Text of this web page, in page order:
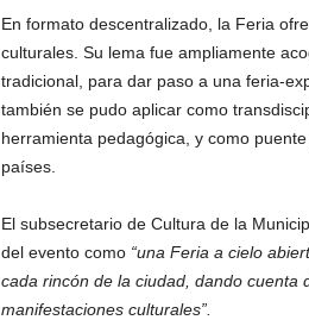
En formato descentralizado, la Feria
culturales. Su lema fue ampliamente
tradicional, para dar paso a una feria-
también se pudo aplicar como
herramienta pedagógica, y como
países.
El subsecretario de Cultura de la
del evento como “una Feria a cielo
cada rincón de la ciudad, dando cuenta
manifestaciones culturales”.